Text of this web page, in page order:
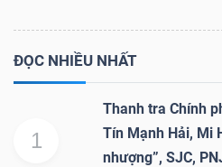
ĐỌC NHIỀU NHẤT
1
Thanh tra Chính
Tín Mạnh Hải, Mi
nhượng”, SJC,